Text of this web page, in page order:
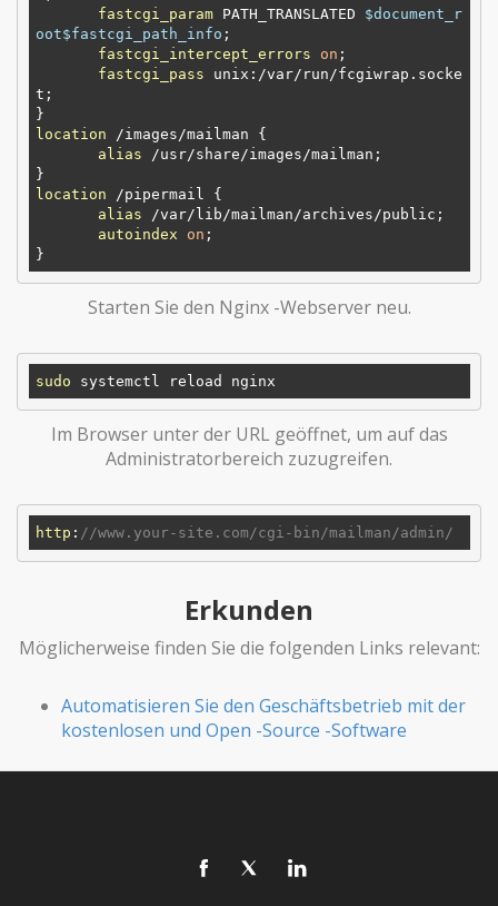
fastcgi_param PATH_TRANSLATED $document_r
oot$fastcgi_path_info ;
fastcgi_intercept_errors
on ;
fastcgi_pass unix:/var/run/fcgiwrap.socke
t;
location /images/mailman {
alias /usr/share/images/mailman;
location /pipermail {
alias /var/lib/mailman/archives/public;
autoindex
on ;
Starten Sie den Nginx -Webserver neu.
sudo
Im Browser unter der URL geöffnet, um auf das
Administratorbereich zuzugreifen.
http : //www.your-site.com/cgi-bin/mailman/admin/
Erkunden
Möglicherweise finden Sie die folgenden Links relevant:
Automatisieren Sie den Geschäftsbetrieb mit der
kostenlosen und Open -Source -Software